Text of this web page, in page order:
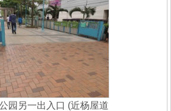
园另一出入口 (近杨屋道